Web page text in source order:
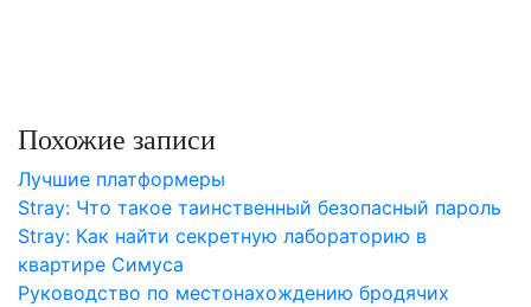
Похожие записи
Лучшие платформеры
Stray: Что такое таинственный безопасный пароль
Stray: Как найти секретную лабораторию в
квартире Симуса
Руководство по местонахождению бродячих